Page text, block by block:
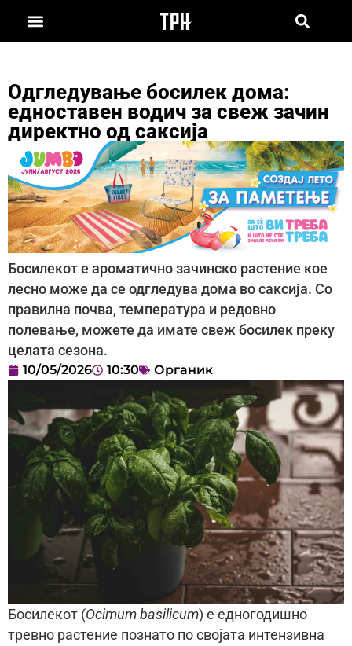
Одгледување босилек дома:
едноставен водич за свеж зачин
директно од саксија
Босилекот е ароматично зачинско растение кое
лесно може да се одгледува дома во саксија. Со
правилна почва, температура и редовно
полевање, можете да имате свеж босилек преку
целата сезона.
10/05/2026 10:30 Органик
Босилекот (Ocimum basilicum) е едногодишно
тревно растение познато по својата интензивна